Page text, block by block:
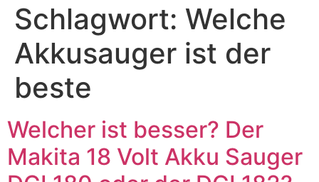
Schlagwort: Welche
Akkusauger ist der
beste
Welcher ist besser? Der
Makita 18 Volt Akku Sauger